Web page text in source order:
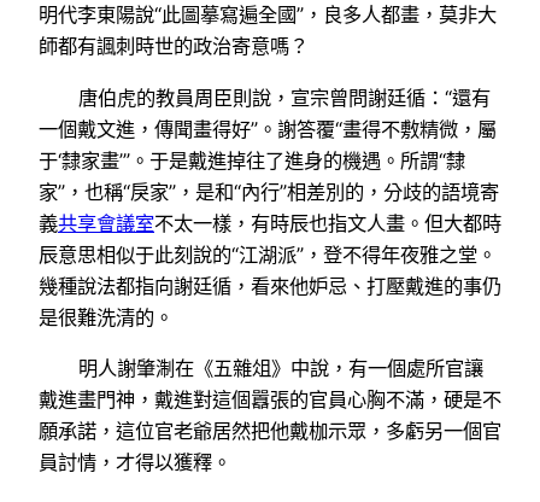
明代李東陽說“此圖摹寫遍全國”，良多人都畫，莫非大
師都有諷刺時世的政治寄意嗎？
唐伯虎的教員周臣則說，宣宗曾問謝廷循：“還有
一個戴文進，傳聞畫得好”。謝答覆“畫得不敷精微，屬
于‘隸家畫’”。于是戴進掉往了進身的機遇。所謂“隸
家”，也稱“戾家”，是和“內行”相差別的，分歧的語境寄
義共享會議室不太一樣，有時辰也指文人畫。但大都時
辰意思相似于此刻說的“江湖派”，登不得年夜雅之堂。
幾種說法都指向謝廷循，看來他妒忌、打壓戴進的事仍
是很難洗清的。
明人謝肇淛在《五雜俎》中說，有一個處所官讓
戴進畫門神，戴進對這個囂張的官員心胸不滿，硬是不
願承諾，這位官老爺居然把他戴枷示眾，多虧另一個官
員討情，才得以獲釋。